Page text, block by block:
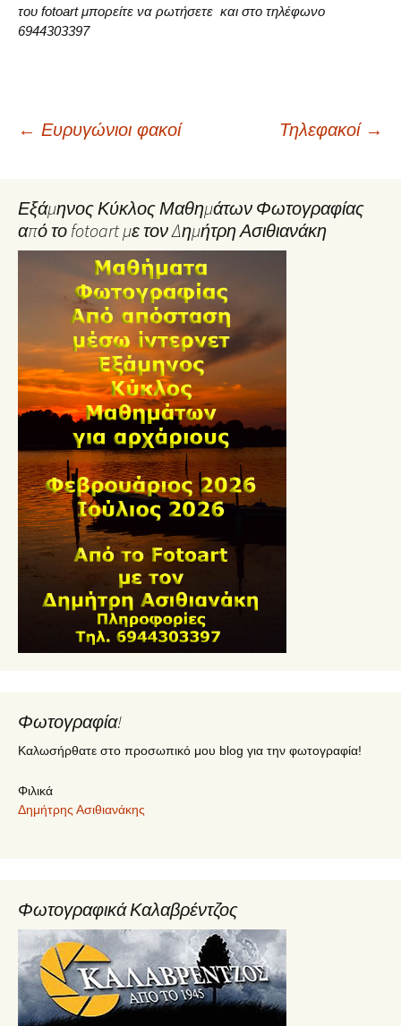
του fotoart μπορείτε να ρωτήσετε και στο τηλέφωνο
6944303397
Post
navigation
← Ευρυγώνιοι φακοί Τηλεφακοί →
Εξάμηνος Κύκλος Μαθημάτων Φωτογραφίας
από το fotoart με τον Δημήτρη Ασιθιανάκη
Φωτογραφία!
Καλωσήρθατε στο προσωπικό μου blog για την φωτογραφία!
Φιλικά
Δημήτρης Ασιθιανάκης
Φωτογραφικά Καλαβρέντζος